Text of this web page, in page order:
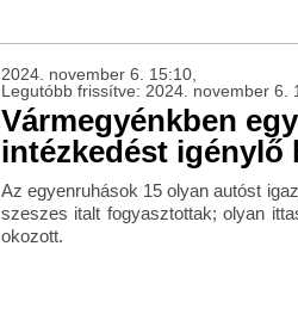
2024. november 6. 15:10,
Legutóbb frissítve: 2024. november 6.
Vármegyénkben
intézkedést igénylő
Az egyenruhások 15 olyan autóst
szeszes italt fogyasztottak; olyan
okozott.